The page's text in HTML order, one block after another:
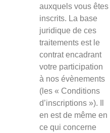
auxquels vous êtes
inscrits. La base
juridique de ces
traitements est le
contrat encadrant
votre participation
à nos évènements
(les « Conditions
d’inscriptions »). Il
en est de même en
ce qui concerne